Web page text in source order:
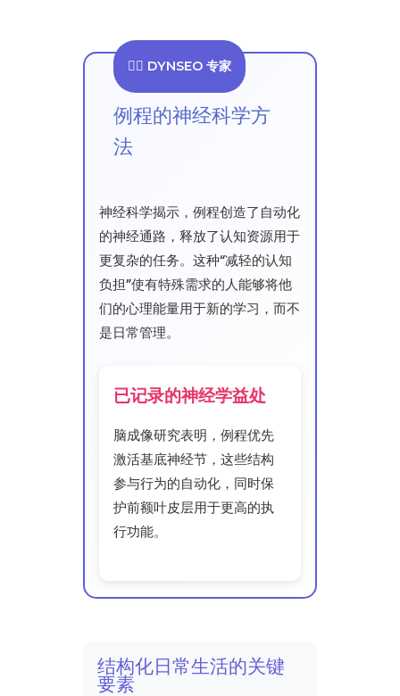
👨‍⚕️ DYNSEO 专家
例程的神经科学方
法
神经科学揭示，例程创造了自动化
的神经通路，释放了认知资源用于
更复杂的任务。这种“减轻的认知
负担”使有特殊需求的人能够将他
们的心理能量用于新的学习，而不
是日常管理。
已记录的神经学益处
脑成像研究表明，例程优先
激活基底神经节，这些结构
参与行为的自动化，同时保
护前额叶皮层用于更高的执
行功能。
结构化日常生活的关键
要素